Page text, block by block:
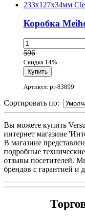
Коробка
596
Скидка 14%
Артикул: pr-83899
Сортировать по:
Вы можете купить
интернет магазине
В магазине
подробные
отзывы посетителей.
брендов с гарантией и